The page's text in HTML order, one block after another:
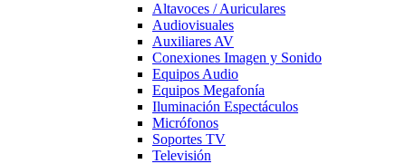
Altavoces / Auriculares
Audiovisuales
Auxiliares AV
Conexiones Imagen y Sonido
Equipos Audio
Equipos Megafonía
Iluminación Espectáculos
Micrófonos
Soportes TV
Televisión